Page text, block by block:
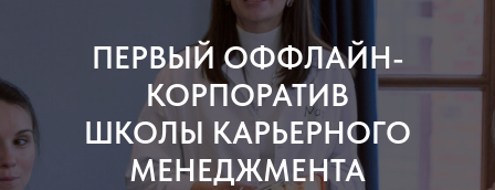
ПЕРВЫЙ ОФФЛАЙН-
КОРПОРАТИВ
ШКОЛЫ КАРЬЕРНОГО
МЕНЕДЖМЕНТА